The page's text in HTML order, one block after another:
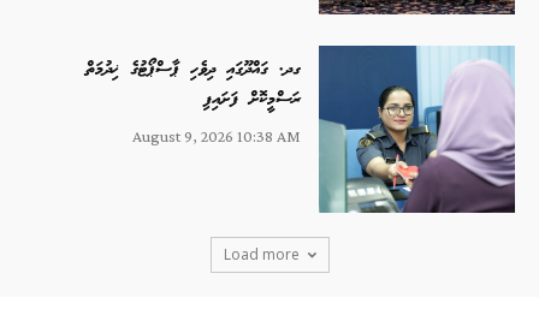
ގދ. ގައްދޫގައި ދިވެހި ޕާސްޕޯޓުގެ ޚިދުމަތް
ރަސްމީކޮށް ފަށައިފި
August 9, 2026 10:38 AM
Load more